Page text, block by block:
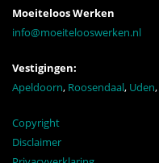
Moeiteloos Werken
info@moeitelooswerken.nl
Vestigingen:
Apeldoorn, Roosendaal, Uden,
Copyright
Disclaimer